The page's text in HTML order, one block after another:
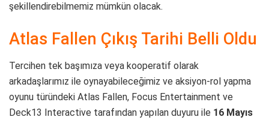
şekillendirebilmemiz mümkün olacak.
Atlas Fallen Çıkış Tarihi Belli Oldu
Tercihen tek başımıza veya kooperatif olarak
arkadaşlarımız ile oynayabileceğimiz ve aksiyon-rol yapma
oyunu türündeki Atlas Fallen, Focus Entertainment ve
Deck13 Interactive tarafından yapılan duyuru ile 16 Mayıs